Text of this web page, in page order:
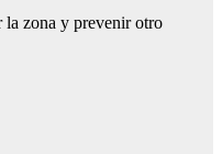
la zona y prevenir otro